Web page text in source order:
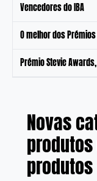
Vencedores do IBA
O melhor dos Prémios
Prémio Stevie
Novas
produtos